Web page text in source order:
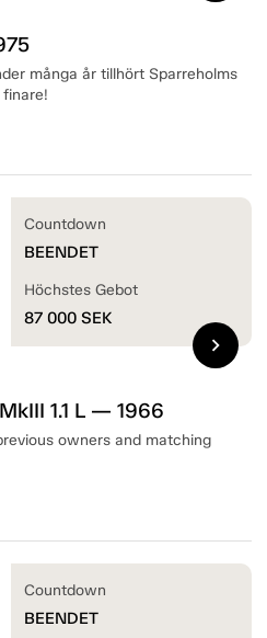
många år tillhört Sparreholms
finare!
1.1 L — 1966
owners and matching
Countdown
BEENDET
Höchstes Gebot
87 000 SEK
chevron_right
Countdown
BEENDET